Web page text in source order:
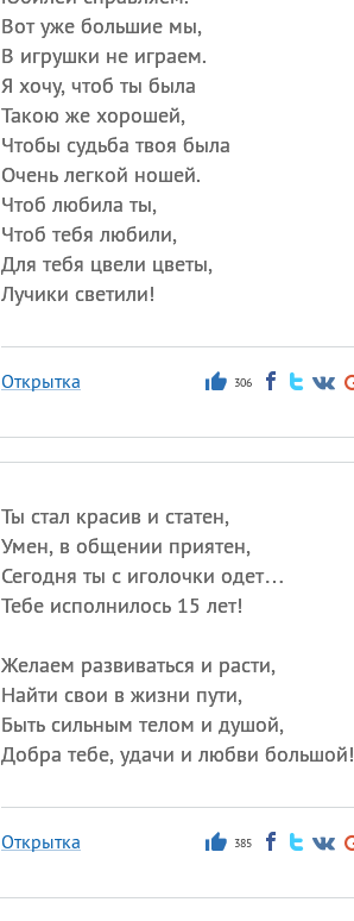
Вот уже большие мы,
В игрушки не играем.
Я хочу, чтоб ты была
Такою же хорошей,
Чтобы судьба твоя была
Очень легкой ношей.
Чтоб любила ты,
Чтоб тебя любили,
Для тебя цвели цветы,
Лучики светили!
Открытка 306
Ты стал красив и статен,
Умен, в общении приятен,
Сегодня ты с иголочки одет…
Тебе исполнилось 15 лет!
Желаем развиваться и расти,
Найти свои в жизни пути,
Быть сильным телом и душой,
Добра тебе, удачи и любви большой!
Открытка 385